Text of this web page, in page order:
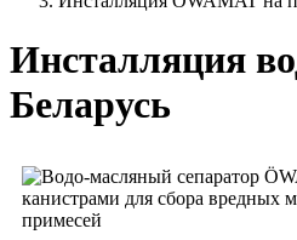
Инсталляция
Беларусь